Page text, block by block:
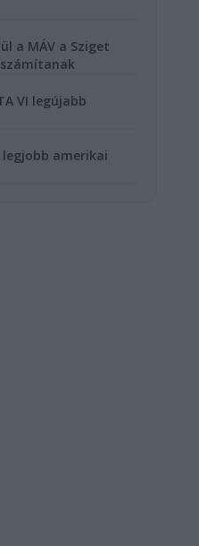
a MÁV a Sziget
VI legújabb
amerikai